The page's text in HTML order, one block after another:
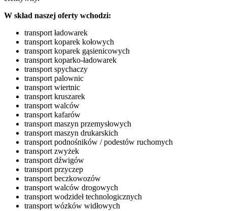
W skład naszej oferty wchodzi:
transport ładowarek
transport koparek kołowych
transport koparek gąsienicowych
transport koparko-ładowarek
transport spychaczy
transport palownic
transport wiertnic
transport kruszarek
transport walców
transport kafarów
transport maszyn przemysłowych
transport maszyn drukarskich
transport podnośników / podestów ruchomych
transport zwyżek
transport dźwigów
transport przyczep
transport beczkowozów
transport walców drogowych
transport wodzideł technologicznych
transport wózków widłowych